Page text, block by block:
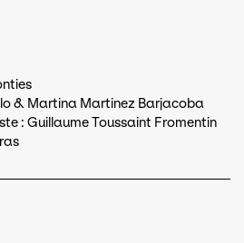
& Martina Martinez Barjacoba
: Guillaume Toussaint Fromentin